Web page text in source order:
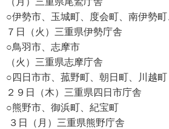
○伊勢市、玉城町、度会町、南伊勢
７日（火）三重県伊勢庁舎
○鳥羽市、志摩市 ：
（火）三重県志摩庁舎
○四日市市、菰野町、朝日町
２９日（木）三重県四日市庁舎
○熊野市、御浜町、
３日（月）三重県熊野庁舎